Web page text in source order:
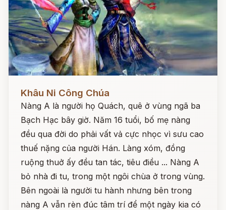
Khâu Ni Công Chúa
Nàng A là người họ Quách, quê ở vùng ngã ba
Bạch Hạc bây giờ. Năm 16 tuổi, bố mẹ nàng
đều qua đời do phải vất vả cực nhọc vì sưu cao
thuế nặng của người Hán. Làng xóm, đồng
ruộng thuở ấy đều tan tác, tiêu điều ... Nàng A
bỏ nhà đi tu, trong một ngôi chùa ở trong vùng.
Bên ngoài là người tu hành nhưng bên trong
nàng A vẫn rèn đúc tâm trí để một ngày kia có